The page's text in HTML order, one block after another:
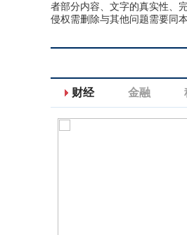
者部分内容、文字的真实性、
侵权需删除与其他问题需要同
财经 金融